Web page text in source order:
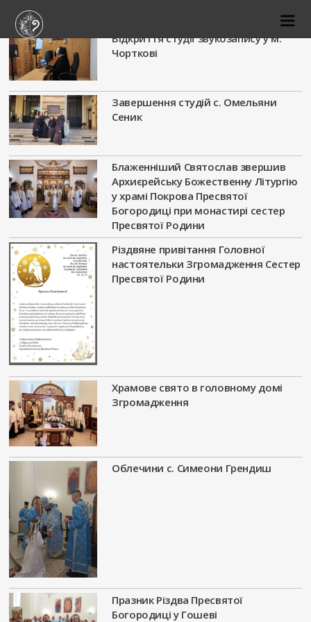
Відкриття студії звукозапису у м.
Чорткові
Завершення студій с. Омельяни
Сеник
Блаженніший Святослав звершив
Архиєрейську Божественну Літургію
у храмі Покрова Пресвятої
Богородиці при монастирі сестер
Пресвятої Родини
Різдвяне привітання Головної
настоятельки Згромадження Сестер
Пресвятої Родини
Храмове свято в головному домі
Згромадження
Облечини с. Симеони Грендиш
Празник Різдва Пресвятої
Богородиці у Гошеві